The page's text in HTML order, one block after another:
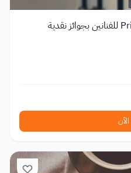
مسابقة Prisma Art Prize 2026 للفنانين بجوائز نقدية